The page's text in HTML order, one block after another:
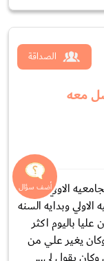
معه
الصداقة
الاولي وكانت
الاولي وبدايه السنه
باليوم اكثر
يغير علي من